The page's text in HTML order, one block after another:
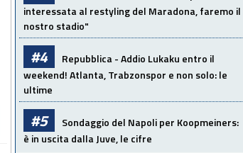
interessata al restyling del Maradona, faremo il
nostro stadio"
#4
Repubblica - Addio Lukaku entro il
weekend! Atlanta, Trabzonspor e non solo: le
ultime
#5
Sondaggio del Napoli per Koopmeiners:
è in uscita dalla Juve, le cifre